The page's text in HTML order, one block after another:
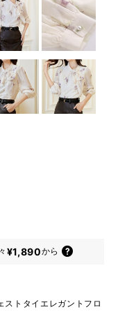
¥1,890から
ストタイエレガントフロ